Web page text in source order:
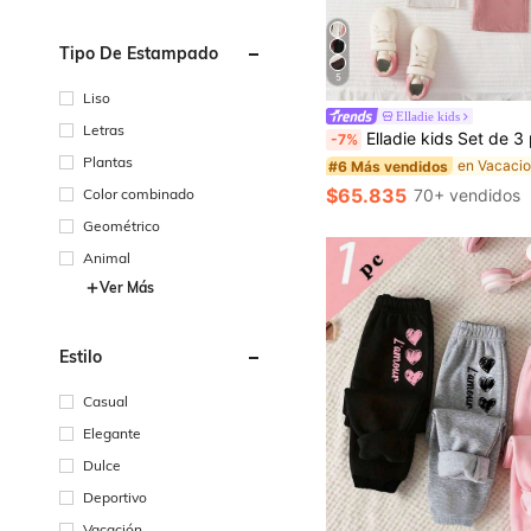
Tipo De Estampado
Liso
Letras
Plantas
Color combinado
Geométrico
Animal
Ver Más
Estilo
Casual
Elegante
Dulce
Deportivo
5
Elladie kids
-7% Elladie kids Set de 3 pantalones casuales y cómodos de unicolor para niñas con cintura elástica y lazo, de tela de terciopelo, apropiados
#6 Más vendidos
(1000+)
#6 Más vendidos
(1000+)
#6 Más vendidos
(1000+)
#6 Más vendidos
(1000+)
$65.835 70+ vendidos